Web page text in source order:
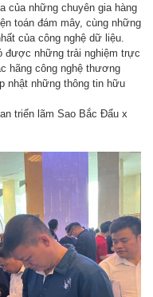
của những chuyên gia hàng
toán đám mây, cùng những
của công nghệ dữ liệu.
được những trải nghiệm trực
hãng công nghệ thương
nhật những thông tin hữu
triển lãm Sao Bắc Đẩu x